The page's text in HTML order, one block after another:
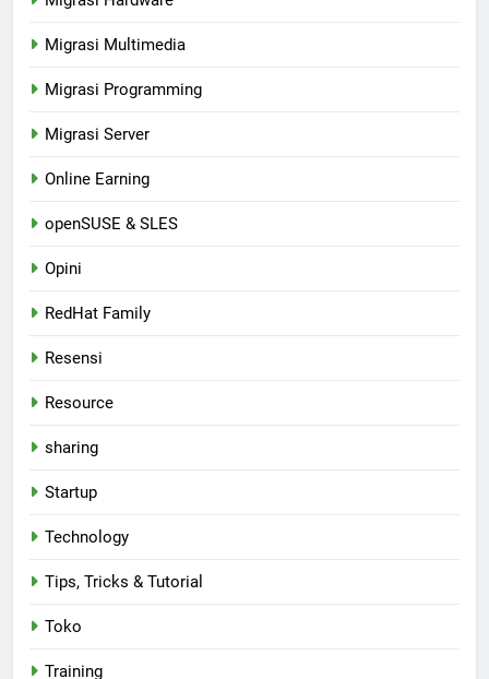
Migrasi Multimedia
Migrasi Programming
Migrasi Server
Online Earning
openSUSE & SLES
Opini
RedHat Family
Resensi
Resource
sharing
Startup
Technology
Tips, Tricks & Tutorial
Toko
Training